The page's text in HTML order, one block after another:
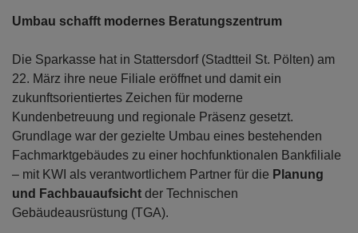
Umbau schafft modernes Beratungszentrum
Die Sparkasse hat in Stattersdorf (Stadtteil St. Pölten) am
22. März ihre neue Filiale eröffnet und damit ein
zukunftsorientiertes Zeichen für moderne
Kundenbetreuung und regionale Präsenz gesetzt.
Grundlage war der gezielte Umbau eines bestehenden
Fachmarktgebäudes zu einer hochfunktionalen Bankfiliale
– mit KWI als verantwortlichem Partner für die Planung
und Fachbauaufsicht der Technischen
Gebäudeausrüstung (TGA).